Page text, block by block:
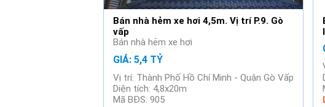
Bán nhà hẻm xe hơi 4,5m. Vị trí P.9. Gò
vấp
Bán nhà hẻm xe hơi
GIÁ: 5,4 TỶ
Vị trí: Thành Phố Hồ Chí Minh - Quận Gò Vấp
Diện tích: 4,8x20m
Mã BĐS: 905